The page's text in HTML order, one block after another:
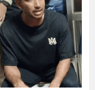
নেত্রকোনায় অগ্নিকাণ্ডে ক্ষতিগ্রস্ত
একটি চিঠিই বদলে দিল ৫ম শ্রেণির
শাস্তির বদলে সাভারের ওসি পদে
মেহেরপুরবাসী